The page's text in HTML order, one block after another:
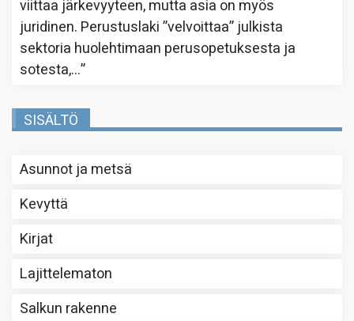
viittaa järkevyyteen, mutta asia on myös
juridinen. Perustuslaki ”velvoittaa” julkista
sektoria huolehtimaan perusopetuksesta ja
sotesta,…”
SISÄLTÖ
Asunnot ja metsä
Kevyttä
Kirjat
Lajittelematon
Salkun rakenne